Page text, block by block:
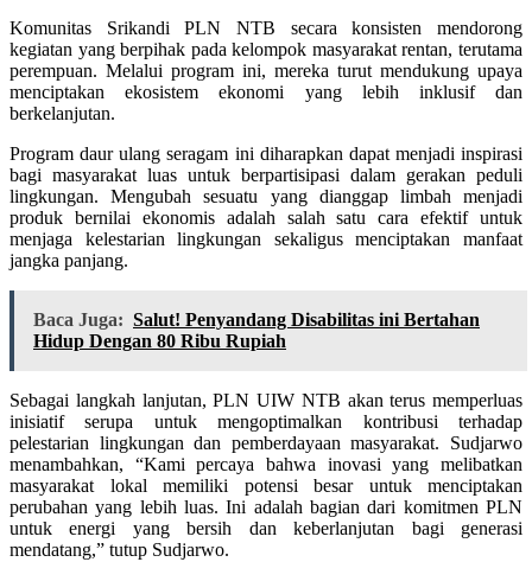
Komunitas Srikandi PLN NTB secara konsisten mendorong
kegiatan yang berpihak pada kelompok masyarakat rentan, terutama
perempuan. Melalui program ini, mereka turut mendukung upaya
menciptakan ekosistem ekonomi yang lebih inklusif dan
berkelanjutan.
Program daur ulang seragam ini diharapkan dapat menjadi inspirasi
bagi masyarakat luas untuk berpartisipasi dalam gerakan peduli
lingkungan. Mengubah sesuatu yang dianggap limbah menjadi
produk bernilai ekonomis adalah salah satu cara efektif untuk
menjaga kelestarian lingkungan sekaligus menciptakan manfaat
jangka panjang.
Baca Juga: Salut! Penyandang Disabilitas ini Bertahan
Hidup Dengan 80 Ribu Rupiah
Sebagai langkah lanjutan, PLN UIW NTB akan terus memperluas
inisiatif serupa untuk mengoptimalkan kontribusi terhadap
pelestarian lingkungan dan pemberdayaan masyarakat. Sudjarwo
menambahkan, “Kami percaya bahwa inovasi yang melibatkan
masyarakat lokal memiliki potensi besar untuk menciptakan
perubahan yang lebih luas. Ini adalah bagian dari komitmen PLN
untuk energi yang bersih dan keberlanjutan bagi generasi
mendatang,” tutup Sudjarwo.